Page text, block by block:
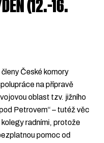
(12.-16.
České komory
na přípravě
oblast tzv. jižního
Petrovem“ – tutéž věc
radními, protože
pomoc od